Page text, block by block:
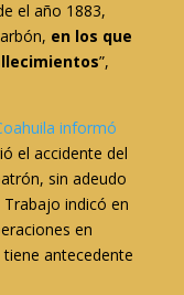
el año 1883,
en los que
”,
informó
el accidente del
sin adeudo
indicó en
en
antecedente